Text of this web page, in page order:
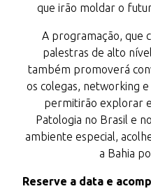
que irão moldar o
A programação, que
palestras de alto
também promoverá
os colegas, networking
permitirão explorar
Patologia no Brasil e
ambiente especial,
a Bahia
Reserve a data e